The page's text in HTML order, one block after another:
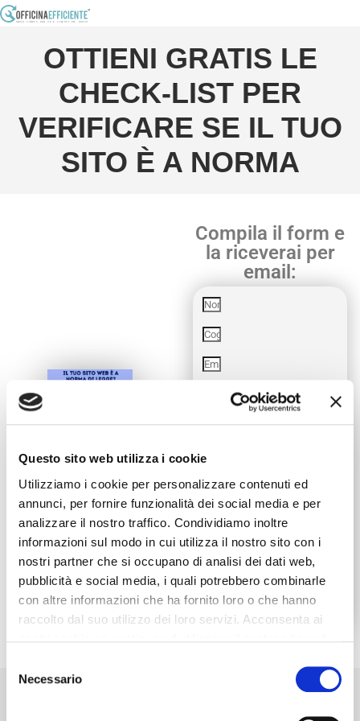
Questo sito web utilizza i cookie
Utilizziamo i cookie per personalizzare contenuti ed
annunci, per fornire funzionalità dei social media e per
analizzare il nostro traffico. Condividiamo inoltre
informazioni sul modo in cui utilizza il nostro sito con i
nostri partner che si occupano di analisi dei dati web,
pubblicità e social media, i quali potrebbero combinarle
con altre informazioni che ha fornito loro o che hanno
raccolto dal suo utilizzo dei loro servizi. Acconsenta ai
delNecessario
OTTIENI GRATIS LE
CHECK-LIST PER
VERIFICARE SE IL TUO
SITO È A NORMA
Compila il form e
la riceverai per
email:
Che azienda hai?
Carrozzeria
Accetto informativa
CHE MI
MANDIATE LA
PER IL SITO